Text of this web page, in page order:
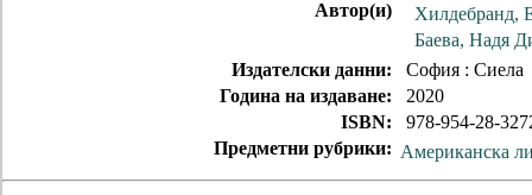
Автор(и)
Хилдебранд,
Баева, Надя
Издателски данни:
София : Сиела
Година на издаване:
2020
ISBN:
978-954-28-
Предметни рубрики: Американска